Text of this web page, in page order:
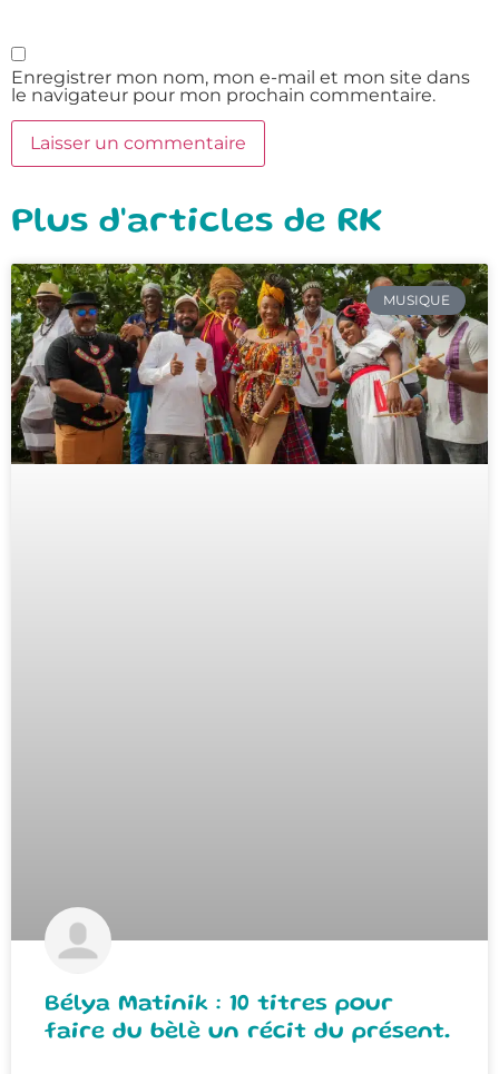
Enregistrer mon nom, mon e-mail et mon site dans
le navigateur pour mon prochain commentaire.
Plus d'articles de RK
MUSIQUE
Bélya Matinik : 10 titres pour
faire du bèlè un récit du présent.